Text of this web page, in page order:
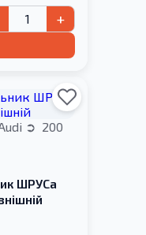
+
200
ШРУСа